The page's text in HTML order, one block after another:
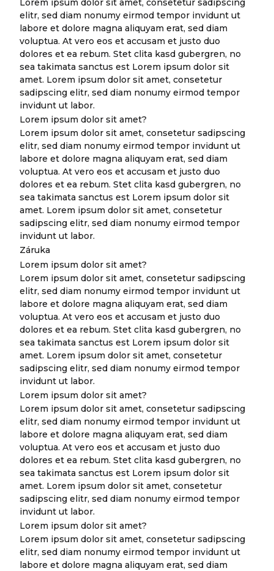
elitr, sed diam nonumy eirmod tempor invidunt ut
labore et dolore magna aliquyam erat, sed diam
voluptua. At vero eos et accusam et justo duo
dolores et ea rebum. Stet clita kasd gubergren, no
sea takimata sanctus est Lorem ipsum dolor sit
amet. Lorem ipsum dolor sit amet, consetetur
sadipscing elitr, sed diam nonumy eirmod tempor
invidunt ut labor.
Lorem ipsum dolor sit amet?
Lorem ipsum dolor sit amet, consetetur sadipscing
elitr, sed diam nonumy eirmod tempor invidunt ut
labore et dolore magna aliquyam erat, sed diam
voluptua. At vero eos et accusam et justo duo
dolores et ea rebum. Stet clita kasd gubergren, no
sea takimata sanctus est Lorem ipsum dolor sit
amet. Lorem ipsum dolor sit amet, consetetur
sadipscing elitr, sed diam nonumy eirmod tempor
invidunt ut labor.
Záruka
Lorem ipsum dolor sit amet?
Lorem ipsum dolor sit amet, consetetur sadipscing
elitr, sed diam nonumy eirmod tempor invidunt ut
labore et dolore magna aliquyam erat, sed diam
voluptua. At vero eos et accusam et justo duo
dolores et ea rebum. Stet clita kasd gubergren, no
sea takimata sanctus est Lorem ipsum dolor sit
amet. Lorem ipsum dolor sit amet, consetetur
sadipscing elitr, sed diam nonumy eirmod tempor
invidunt ut labor.
Lorem ipsum dolor sit amet?
Lorem ipsum dolor sit amet, consetetur sadipscing
elitr, sed diam nonumy eirmod tempor invidunt ut
labore et dolore magna aliquyam erat, sed diam
voluptua. At vero eos et accusam et justo duo
dolores et ea rebum. Stet clita kasd gubergren, no
sea takimata sanctus est Lorem ipsum dolor sit
amet. Lorem ipsum dolor sit amet, consetetur
sadipscing elitr, sed diam nonumy eirmod tempor
invidunt ut labor.
Lorem ipsum dolor sit amet?
Lorem ipsum dolor sit amet, consetetur sadipscing
elitr, sed diam nonumy eirmod tempor invidunt ut
labore et dolore magna aliquyam erat, sed diam